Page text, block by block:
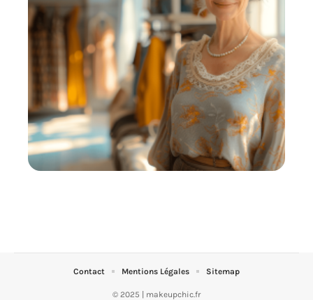
© 2025 | makeupchic.fr
Contact Mentions Légales Sitemap